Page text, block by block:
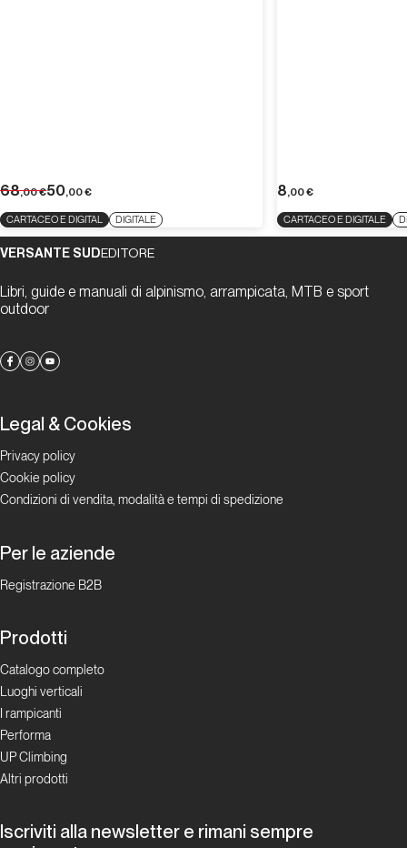
68,00€50,00€
CARTACEO E DIGITAL DIGITALE
8,00€
CARTACEO E DIGITALE
VERSANTE SUDEDITORE
Libri, guide e manuali di alpinismo, arrampicata, MTB e sport
outdoor
Legal & Cookies
Privacy policy
Cookie policy
Condizioni di vendita, modalità e tempi di spedizione
Per le aziende
Registrazione B2B
Prodotti
Catalogo completo
Luoghi verticali
I rampicanti
Performa
UP Climbing
Altri prodotti
Iscriviti alla newsletter e rimani sempre